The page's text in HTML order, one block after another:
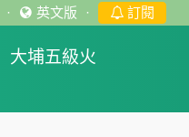
· 英文版 · 訂閱
大埔五級火